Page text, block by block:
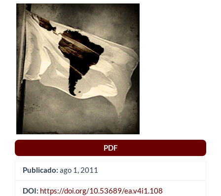
Barra
lateral
del
artículo
PDF
Publicado: ago 1, 2011
DOI: https://doi.org/10.53689/ea.v4i1.108